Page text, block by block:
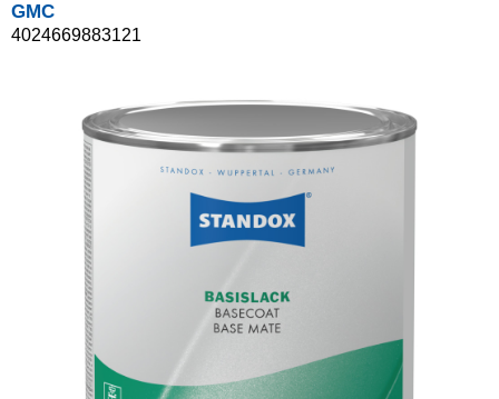
GMC
4024669883121